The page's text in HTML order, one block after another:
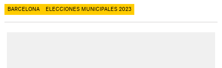
BARCELONA ELECCIONES MUNICIPALES 2023